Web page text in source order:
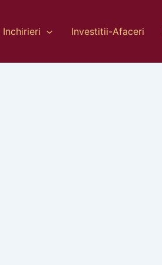
Inchirieri Investitii-Afaceri